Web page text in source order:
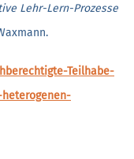
Lehr-Lern-Prozesse
Teilhabe-